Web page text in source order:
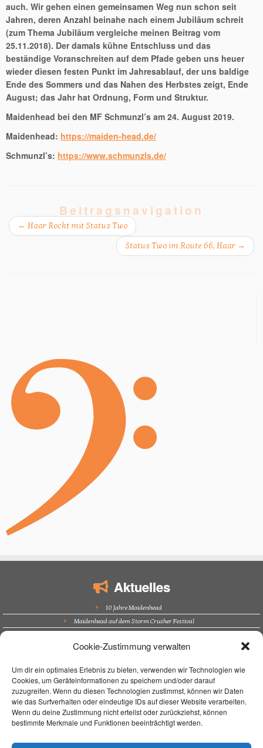
Cookie-Zustimmung verwalten
Um dir ein optimales Erlebnis zu bieten, verwenden wir Technologien wie
Cookies, um Geräteinformationen zu speichern und/oder darauf
zuzugreifen. Wenn du diesen Technologien zustimmst, können wir Daten
wie das Surfverhalten oder eindeutige IDs auf dieser Website verarbeiten.
Wenn du deine Zustimmung nicht erteilst oder zurückziehst, können
bestimmte Merkmale und Funktionen beeinträchtigt werden.
auch. Wir gehen einen gemeinsamen Weg nun schon seit
Jahren, deren Anzahl beinahe nach einem Jubiläum schreit
(zum Thema Jubiläum vergleiche meinen Beitrag vom
25.11.2018). Der damals kühne Entschluss und das
beständige Voranschreiten auf dem Pfade geben uns heuer
wieder diesen festen Punkt im Jahresablauf, der uns baldige
Ende des Sommers und das Nahen des Herbstes zeigt, Ende
August; das Jahr hat Ordnung, Form und Struktur.
Maidenhead bei den MF Schmunzl’s am 24. August 2019.
Maidenhead: https://maiden-head.de/
Schmunzl’s: https://www.schmunzls.de/
Beitragsnavigation
← Haar Rockt mit Status Two
Status Two im Route 66, Haar →
Aktuelles
10 Jahre Maidenhead
Maidenhead auf dem Storm Crusher Festival
Altstadtfest Amberg
Navigation
Home
Unterrichtsort